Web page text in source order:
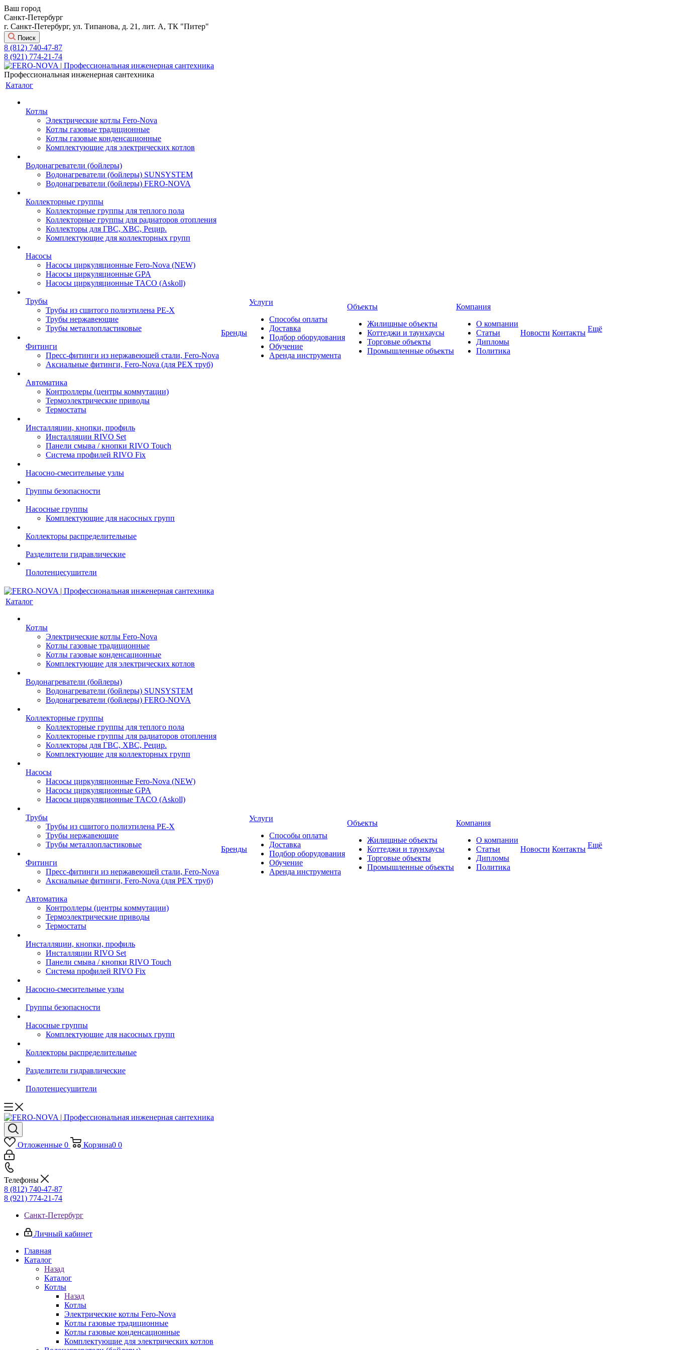
Ваш город
Санкт-Петербург
г. Санкт-Петербург, ул. Типанова, д. 21, лит. А, ТК "Питер"
Поиск
8 (812) 740-47-87
8 (921) 774-21-74
Профессиональная инженерная сантехника
Каталог
Котлы
Электрические котлы Fero-Nova
Котлы газовые традиционные
Котлы газовые конденсационные
Комплектующие для электрических котлов
Водонагреватели (бойлеры)
Водонагреватели (бойлеры) SUNSYSTEM
Водонагреватели (бойлеры) FERO-NOVA
Коллекторные группы
Коллекторные группы для теплого пола
Коллекторные группы для радиаторов отопления
Коллекторы для ГВС, ХВС, Рецир.
Комплектующие для коллекторных групп
Насосы
Насосы циркуляционные Fero-Nova (NEW)
Насосы циркуляционные GPA
Насосы циркуляционные TACO (Askoll)
Трубы
Трубы из сшитого полиэтилена PE-X
Трубы нержавеющие
Трубы металлопластиковые
Фитинги
Пресс-фитинги из нержавеющей стали, Fero-Nova
Аксиальные фитинги, Fero-Nova (для PEX труб)
Автоматика
Контроллеры (центры коммутации)
Термоэлектрические приводы
Термостаты
Инсталляции, кнопки, профиль
Инсталляции RIVO Set
Панели смыва / кнопки RIVO Touch
Система профилей RIVO Fix
Насосно-смесительные узлы
Группы безопасности
Насосные группы
Комплектующие для насосных групп
Коллекторы распределительные
Разделители гидравлические
Полотенцесушители
Бренды
Услуги
Способы оплаты
Доставка
Подбор оборудования
Обучение
Аренда инструмента
Объекты
Жилищные объекты
Коттеджи и таунхаусы
Торговые объекты
Промышленные объекты
Компания
О компании
Статьи
Дипломы
Политика
Новости Контакты Ещё
Каталог
Котлы
Электрические котлы Fero-Nova
Котлы газовые традиционные
Котлы газовые конденсационные
Комплектующие для электрических котлов
Водонагреватели (бойлеры)
Водонагреватели (бойлеры) SUNSYSTEM
Водонагреватели (бойлеры) FERO-NOVA
Коллекторные группы
Коллекторные группы для теплого пола
Коллекторные группы для радиаторов отопления
Коллекторы для ГВС, ХВС, Рецир.
Комплектующие для коллекторных групп
Насосы
Насосы циркуляционные Fero-Nova (NEW)
Насосы циркуляционные GPA
Насосы циркуляционные TACO (Askoll)
Трубы
Трубы из сшитого полиэтилена PE-X
Трубы нержавеющие
Трубы металлопластиковые
Фитинги
Пресс-фитинги из нержавеющей стали, Fero-Nova
Аксиальные фитинги, Fero-Nova (для PEX труб)
Автоматика
Контроллеры (центры коммутации)
Термоэлектрические приводы
Термостаты
Инсталляции, кнопки, профиль
Инсталляции RIVO Set
Панели смыва / кнопки RIVO Touch
Система профилей RIVO Fix
Насосно-смесительные узлы
Группы безопасности
Насосные группы
Комплектующие для насосных групп
Коллекторы распределительные
Разделители гидравлические
Полотенцесушители
Бренды
Услуги
Способы оплаты
Доставка
Подбор оборудования
Обучение
Аренда инструмента
Объекты
Жилищные объекты
Коттеджи и таунхаусы
Торговые объекты
Промышленные объекты
Компания
О компании
Статьи
Дипломы
Политика
Новости Контакты Ещё
Отложенные 0 Корзина0 0
Телефоны
8 (812) 740-47-87
8 (921) 774-21-74
Санкт-Петербург
Личный кабинет
Главная
Каталог
Назад
Каталог
Котлы
Назад
Котлы
Электрические котлы Fero-Nova
Котлы газовые традиционные
Котлы газовые конденсационные
Комплектующие для электрических котлов